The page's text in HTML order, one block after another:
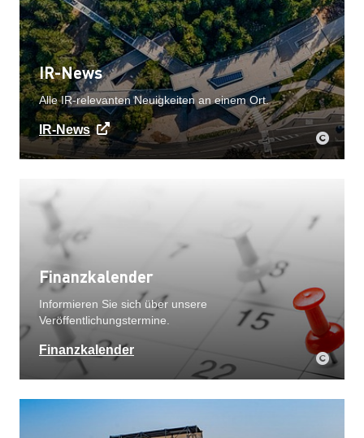
IR-News
Alle IR-relevanten Neuigkeiten an einem Ort.
IR-News
Finanzkalender
Informieren Sie sich über unsere
Veröffentlichungstermine.
Finanzkalender